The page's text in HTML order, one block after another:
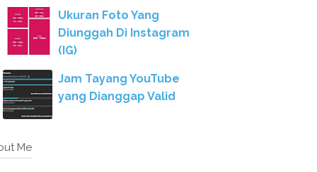
Ukuran Foto Yang
Diunggah Di Instagram
(IG)
Jam Tayang YouTube
yang Dianggap Valid
Me